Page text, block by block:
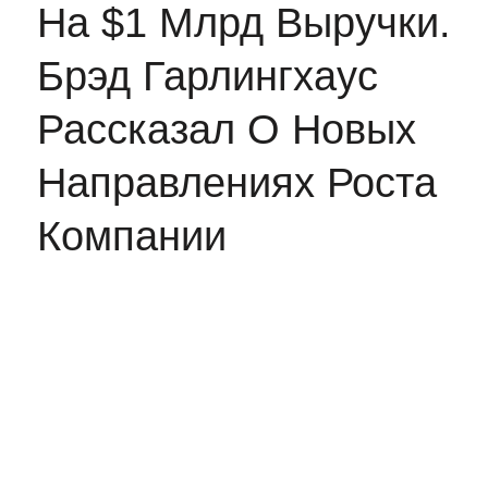
На $1 Млрд Выручки.
Брэд Гарлингхаус
Рассказал О Новых
Направлениях Роста
Компании